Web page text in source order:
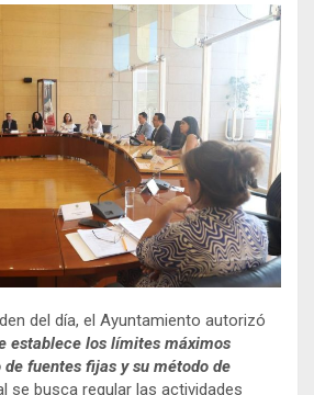
del día, el Ayuntamiento autorizó
establece los límites máximos
fuentes fijas y su método de
se busca regular las actividades